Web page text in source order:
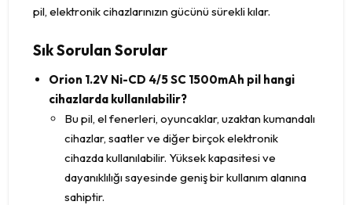
pil, elektronik cihazlarınızın gücünü sürekli kılar.
Sık Sorulan Sorular
Orion 1.2V Ni-CD 4/5 SC 1500mAh pil hangi
cihazlarda kullanılabilir?
Bu pil, el fenerleri, oyuncaklar, uzaktan kumandalı
cihazlar, saatler ve diğer birçok elektronik
cihazda kullanılabilir. Yüksek kapasitesi ve
dayanıklılığı sayesinde geniş bir kullanım alanına
sahiptir.